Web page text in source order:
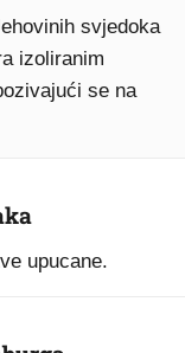
svjedoka
izoliranim
se na
upucane.